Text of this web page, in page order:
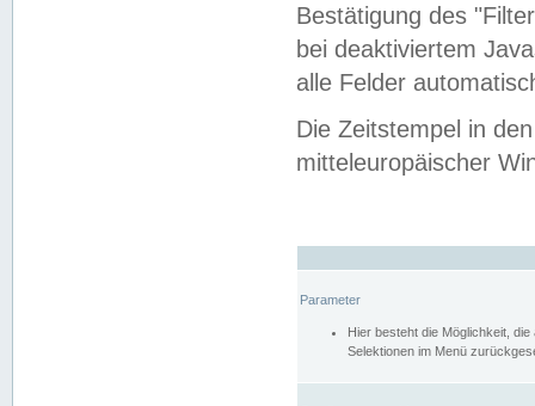
Bestätigung des
bei deaktiviertem
alle Felder
Die Zeitstempel in
mitteleuropäischer
Parameter
Hier besteht die Möglichkeit,
Selektionen im Menü